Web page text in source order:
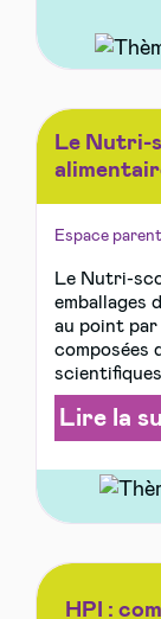
Le Nutri-
Espace
Le Nutri-
emballages
au point par
composées
Lire la
HPI :